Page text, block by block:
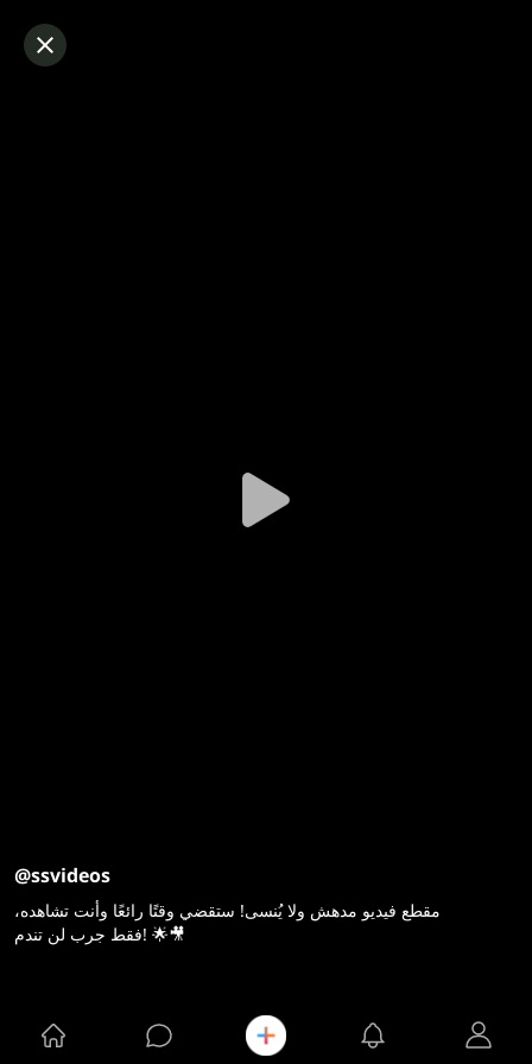
@ssvideos
مقطع فيديو مدهش ولا يُنسى! ستقضي وقتًا رائعًا وأنت تشاهده،
فقط جرب لن تندم! 🌟🎥